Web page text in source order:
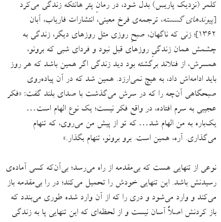
کلمر (نزدیک پاریس) بدل شود، در رمانِ پتر هانتکه زندگی می‌کرد
[پیوندهای گسسته، ترجمه‌ی فرخ معینی، انتشارات فاریاب، آبان
۱۳۶۲]؛ زنی که ناگهان، صبحِ روزی مثل روزهای دیگر، زندگی به
چشمش همان زندگیِ روزهای قبل نبود و فردای شبی که برونو،
همسرش، از فنلاند برگشته بود دید زندگی اگر همین باشد که هر روز
باید ادامه‌اش داد، به هیچ نمی‌ارزد. همین شد که در آن پیاده‌روی
صبحگاهی آن‌چه را که در سرش می‌گذشت با صدای بلند گفت: «فکر
عجیبی به سرم افتاده، در واقع فکر نیست؛ یک نوع الهام است…
یک‌باره به من الهام شد… که تو از پیش من می‌روی، که تنهام
می‌گذاری. آره، همین است. برو برونو، تنهام بگذار.»
نوعی از تنهایی هست که بی‌مقدمه از راه می‌رسد؛ بی‌آن‌که کسی آماده‌ی
رسیدنش باشد. این تنهایی خودش را تحمیل می‌کند؛ در را بی‌مقدمه باز
می‌کند و وارد می‌شود و دری را که از آن وارد شده طوری می‌بندد که
باز کردنش اصلاً آسان نیست و از لحظه‌ای که این تنهایی پا به زندگی